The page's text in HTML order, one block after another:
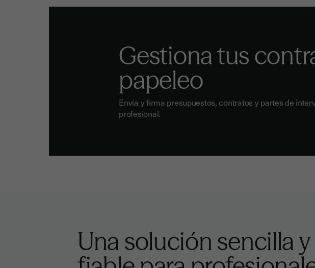
Gestiona tus
papeleo
Envía y firma presupuestos, contratos y partes de
profesional.
Una solución sencilla y